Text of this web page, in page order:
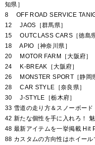
知県］
8 OFF ROAD SERVICE
12 JAOS［群馬県］
15 OUTCLASS CARS［徳島県
18 APIO［神奈川県］
20 MOTOR FARM［大阪府］
24 K-BREAK［大阪府］
26 MONSTER SPORT［静岡
28 CAR STYLE［奈良県］
30 J-STYLE［栃木府］
33 雪道の走り方＆スノーボー
42 新たな個性を手に入れろ！
48 最新アイテムを一挙掲載 Hit
88 カスタムの方向性はホイー